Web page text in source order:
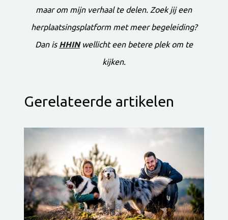
maar om mijn verhaal te delen. Zoek jij een
herplaatsingsplatform met meer begeleiding?
Dan is HHINwellicht een betere plek om te
kijken.
Gerelateerde artikelen